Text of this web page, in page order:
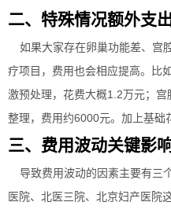
二、特殊情况额外支
如果大家存在卵巢功能差、宫
疗项目，费用也会相应提高。比
激预处理，花费大概1.2万元；
整理，费用约6000元。加上基础
三、费用波动关键影
导致费用波动的因素主要有三
医院、北医三院、北京妇产医院